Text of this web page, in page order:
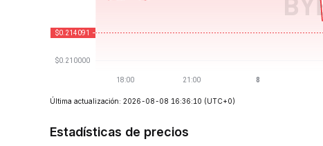
Última actualización: 2026-08-08 16:36:10 (UTC+0)
Estadísticas de precios